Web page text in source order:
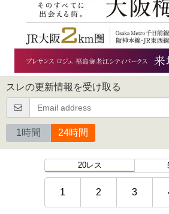
スレの更新情報を受け取る
1時間 24時間
20レス
1 2 3